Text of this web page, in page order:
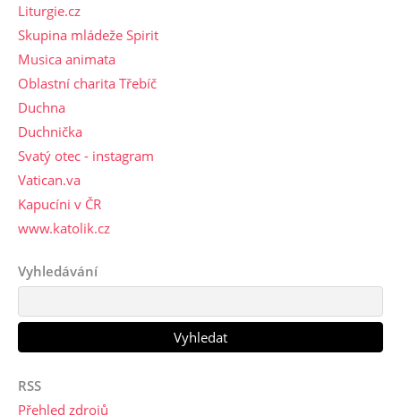
Liturgie.cz
Skupina mládeže Spirit
Musica animata
Oblastní charita Třebíč
Duchna
Duchnička
Svatý otec - instagram
Vatican.va
Kapucíni v ČR
www.katolik.cz
Vyhledávání
RSS
Přehled zdrojů